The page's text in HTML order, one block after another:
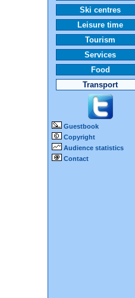
Ski centres
Leisure time
Tourism
Services
Food
Transport
Guestbook
Copyright
Audience statistics
Contact